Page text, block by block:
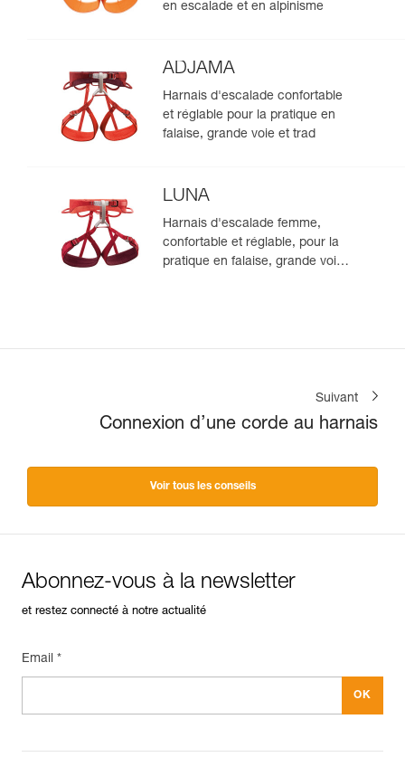
en escalade et en alpinisme
ADJAMA
Harnais d'escalade confortable
et réglable pour la pratique en
falaise, grande voie et trad
LUNA
Harnais d'escalade femme,
confortable et réglable, pour la
pratique en falaise, grande voie
Suivant
Connexion d’une corde au harnais
Voir tous les conseils
Abonnez-vous à la newsletter
et restez connecté à notre actualité
Email *